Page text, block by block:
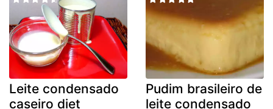
Leite condensado
caseiro diet
Pudim brasileiro de
leite condensado